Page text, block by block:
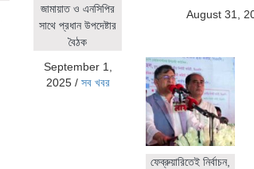
জামায়াত ও এনসিপির
সাথে প্রধান উপদেষ্টার
বৈঠক
September 1,
2025/ সব খবর
August 31,
ফেব্রুয়ারিতেই নির্বাচন,